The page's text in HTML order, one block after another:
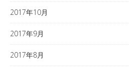
2017年10月
2017年9月
2017年8月